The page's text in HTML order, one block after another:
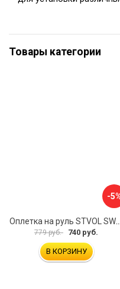
Товары категории
-
779 руб. 740 руб.
В КОРЗИНУ